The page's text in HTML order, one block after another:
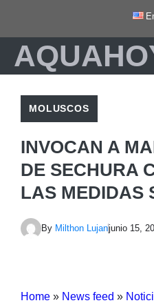
contenido
MOLUSCOS
INVOCAN A
DE SECHURA
LAS MEDIDAS
By Milthon Lujanjunio 15,
Home » News feed »